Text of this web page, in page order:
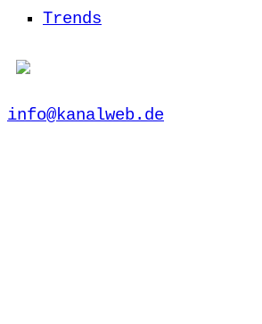
Trends
info@kanalweb.de